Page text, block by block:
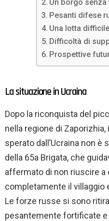
Un borgo
Pesanti difese
Una lotta
Difficoltà di
Prospettive
La situazione in Ucraina
Dopo la riconquista del
nella regione di
sperato dall’Ucraina non è
della 65a Brigata, che
affermato di non riuscire a
completamente il villaggio
Le forze russe si sono
pesantemente fortificate